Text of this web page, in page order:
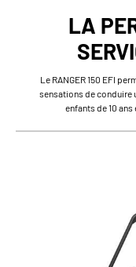
LA
Le RANGER 150 EFI
sensations de conduire
enfants de 10